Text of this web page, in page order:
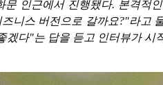
문 인근에서 진행됐다. 본격적
니스 버전으로 갈까요?"라고
겠다"는 답을 듣고 인터뷰가 시